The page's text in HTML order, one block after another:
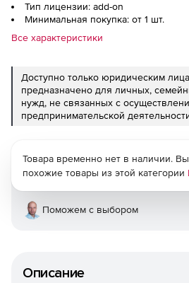
Тип лицензии: add-on
Минимальная покупка: от 1 шт.
Все характеристики
Доступно только юридическим
предназначено для личных,
нужд, не связанных с
предпринимательской
Описание
Товара временно нет в наличии.
похожие товары из этой категории
Поможем с выбором